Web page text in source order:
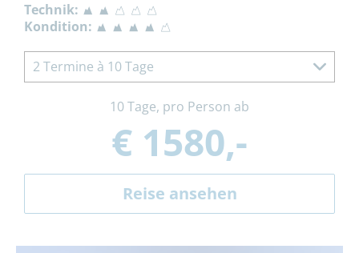
Technik:
Kondition:
2 Termine à 10 Tage
10 Tage, pro Person ab
€ 1580,-
Reise ansehen